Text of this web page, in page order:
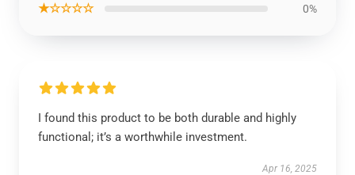
★☆☆☆☆ 0%
I found this product to be both durable and highly
functional; it’s a worthwhile investment.
Apr 16, 2025